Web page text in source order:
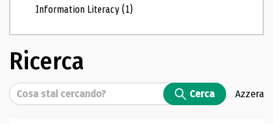
Information Literacy(1)
Ricerca
Cerca Cerca Azzera